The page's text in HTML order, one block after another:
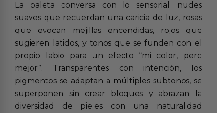
La paleta conversa con lo sensorial: nudes
suaves que recuerdan una caricia de luz, rosas
que evocan mejillas encendidas, rojos que
sugieren latidos, y tonos que se funden con el
propio labio para un efecto “mi color, pero
mejor”. Transparentes con intención, los
pigmentos se adaptan a múltiples subtonos, se
superponen sin crear bloques y abrazan la
diversidad de pieles con una naturalidad